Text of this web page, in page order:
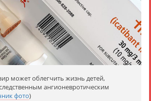
может облегчить жизнь детей,
ангионевротическим
фото)